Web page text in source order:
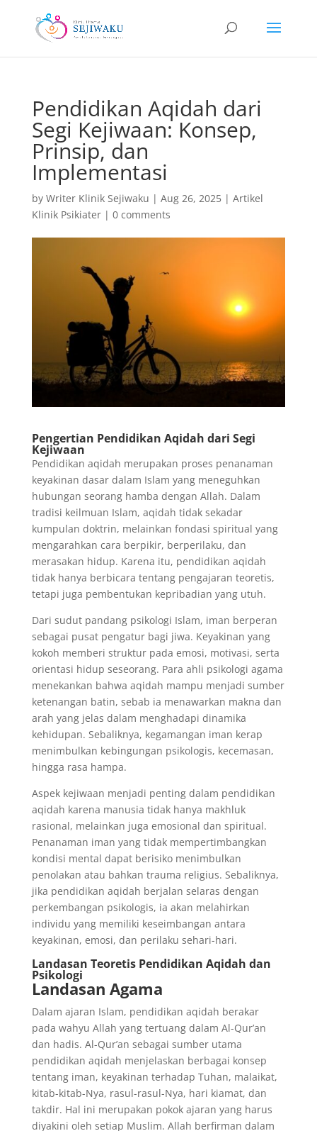
Pendidikan Aqidah dari
Segi Kejiwaan: Konsep,
Prinsip, dan
Implementasi
by Writer Klinik Sejiwaku | Aug 26, 2025| Artikel
Klinik Psikiater| 0 comments
Pengertian Pendidikan Aqidah dari Segi
Kejiwaan
Pendidikan aqidah merupakan proses penanaman
keyakinan dasar dalam Islam yang meneguhkan
hubungan seorang hamba dengan Allah. Dalam
tradisi keilmuan Islam, aqidah tidak sekadar
kumpulan doktrin, melainkan fondasi spiritual yang
mengarahkan cara berpikir, berperilaku, dan
merasakan hidup. Karena itu, pendidikan aqidah
tidak hanya berbicara tentang pengajaran teoretis,
tetapi juga pembentukan kepribadian yang utuh.
Dari sudut pandang psikologi Islam, iman berperan
sebagai pusat pengatur bagi jiwa. Keyakinan yang
kokoh memberi struktur pada emosi, motivasi, serta
orientasi hidup seseorang. Para ahli psikologi agama
menekankan bahwa aqidah mampu menjadi sumber
ketenangan batin, sebab ia menawarkan makna dan
arah yang jelas dalam menghadapi dinamika
kehidupan. Sebaliknya, kegamangan iman kerap
menimbulkan kebingungan psikologis, kecemasan,
hingga rasa hampa.
Aspek kejiwaan menjadi penting dalam pendidikan
aqidah karena manusia tidak hanya makhluk
rasional, melainkan juga emosional dan spiritual.
Penanaman iman yang tidak mempertimbangkan
kondisi mental dapat berisiko menimbulkan
penolakan atau bahkan trauma religius. Sebaliknya,
jika pendidikan aqidah berjalan selaras dengan
perkembangan psikologis, ia akan melahirkan
individu yang memiliki keseimbangan antara
keyakinan, emosi, dan perilaku sehari-hari.
Landasan Teoretis Pendidikan Aqidah dan
Psikologi
Landasan Agama
Dalam ajaran Islam, pendidikan aqidah berakar
pada wahyu Allah yang tertuang dalam Al-Qur’an
dan hadis. Al-Qur’an sebagai sumber utama
pendidikan aqidah menjelaskan berbagai konsep
tentang iman, keyakinan terhadap Tuhan, malaikat,
kitab-kitab-Nya, rasul-rasul-Nya, hari kiamat, dan
takdir. Hal ini merupakan pokok ajaran yang harus
diyakini oleh setiap Muslim. Allah berfirman dalam